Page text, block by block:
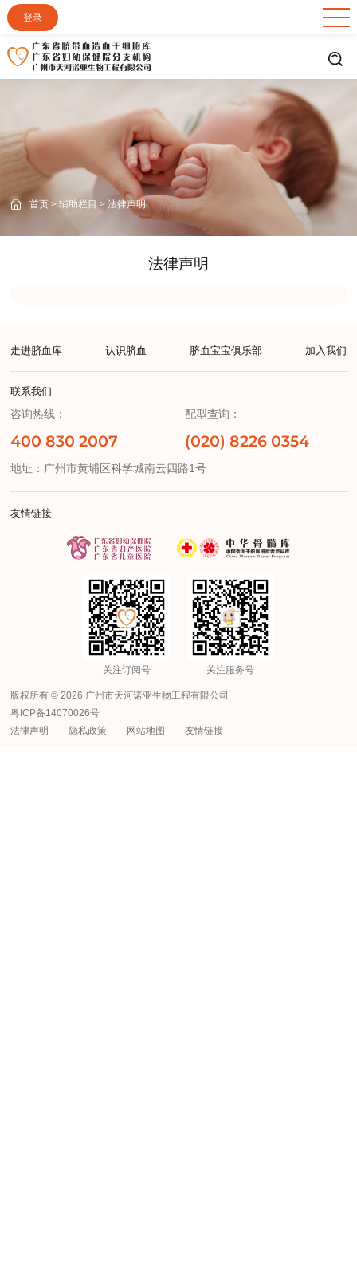
登录
首页 >辅助栏目 >法律声明
法律声明
走进脐血库 认识脐血 脐血宝宝俱乐部 加入我们
联系我们
咨询热线：
400 830 2007
配型查询：
(020) 8226 0354
地址：广州市黄埔区科学城南云四路1号
友情链接
关注订阅号 关注服务号
法律声明 隐私政策 网站地图 友情链接
版权所有 © 2026 广州市天河诺亚生物工程有限公司
粤ICP备14070026号